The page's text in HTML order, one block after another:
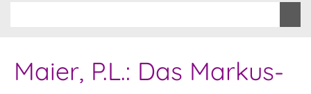
Maier, P.L.: Das Markus-